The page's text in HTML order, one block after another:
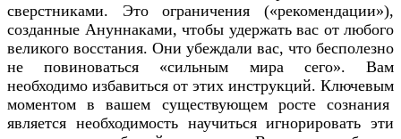
сверстниками. Это ограничения («рекомендации»),
созданные Ануннаками, чтобы удержать вас от любого
великого восстания. Они убеждали вас, что бесполезно
не повиноваться «сильным мира сего». Вам
необходимо избавиться от этих инструкций. Ключевым
моментом в вашем существующем росте сознания
является необходимость научиться игнорировать эти